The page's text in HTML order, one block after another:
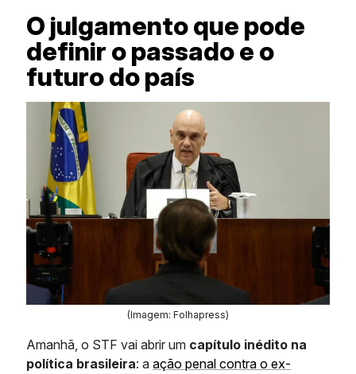
O julgamento que pode
definir o passado e o
futuro do país
(Imagem: Folhapress)
Amanhã, o STF vai abrir um capítulo inédito na
política brasileira: a ação penal contra o ex-